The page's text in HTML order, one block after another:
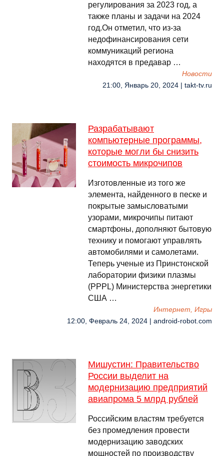
регулирования за 2023 год, а
также планы и задачи на 2024
год.Он отметил, что из-за
недофинансирования сети
коммуникаций региона
находятся в предавар …
Новости
21:00, Январь 20, 2024 | takt-tv.ru
Разрабатывают
компьютерные программы,
которые могли бы снизить
стоимость микрочипов
Изготовленные из того же
элемента, найденного в песке и
покрытые замысловатыми
узорами, микрочипы питают
смартфоны, дополняют бытовую
технику и помогают управлять
автомобилями и самолетами.
Теперь ученые из Принстонской
лаборатории физики плазмы
(PPPL) Министерства энергетики
США …
Интернет, Игры
12:00, Февраль 24, 2024 | android-robot.com
Мишустин: Правительство
России выделит на
модернизацию предприятий
авиапрома 5 млрд рублей
Российским властям требуется
без промедления провести
модернизацию заводских
мощностей по производству